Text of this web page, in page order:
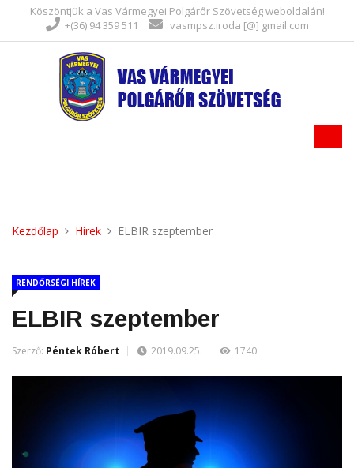
Köszöntjük a Vas Vármegyei Polgárőr Szövetség weboldalán!
+(36) 94 359 511
vasmpsz.iroda [@] gmail.com
Kezdőlap Hírek ELBIR szeptember
RENDŐRSÉGI HÍREK
ELBIR szeptember
Szerző: Péntek Róbert 2019.09.25. 1740